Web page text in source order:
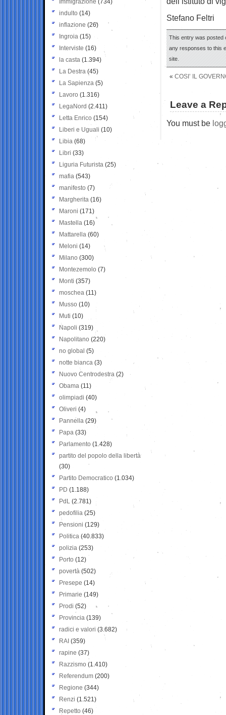
Stefano Feltri
This entry was posted
any responses to this
site.
« COSI’ IL
Leave a
You must be
Immigrazione (734)
indulto (14)
inflazione (26)
Ingroia (15)
Interviste (16)
la casta (1.394)
La Destra (45)
La Sapienza (5)
Lavoro (1.316)
LegaNord (2.411)
Letta Enrico (154)
Liberi e Uguali (10)
Libia (68)
Libri (33)
Liguria Futurista (25)
mafia (543)
manifesto (7)
Margherita (16)
Maroni (171)
Mastella (16)
Mattarella (60)
Meloni (14)
Milano (300)
Montezemolo (7)
Monti (357)
moschea (11)
Musso (10)
Muti (10)
Napoli (319)
Napolitano (220)
no global (5)
notte bianca (3)
Nuovo Centrodestra (2)
Obama (11)
olimpiadi (40)
Oliveri (4)
Pannella (29)
Papa (33)
Parlamento (1.428)
partito del popolo della libertà
(30)
Partito Democratico (1.034)
PD (1.188)
PdL (2.781)
pedofilia (25)
Pensioni (129)
Politica (40.833)
polizia (253)
Porto (12)
povertà (502)
Presepe (14)
Primarie (149)
Prodi (52)
Provincia (139)
radici e valori (3.682)
RAI (359)
rapine (37)
Razzismo (1.410)
Referendum (200)
Regione (344)
Renzi (1.521)
Repetto (46)